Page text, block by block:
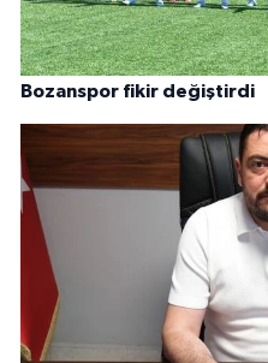
Bozanspor fikir değiştirdi